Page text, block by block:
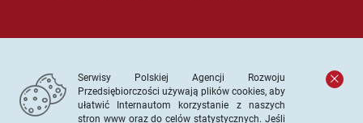
Serwisy Polskiej Agencji Rozwoju
Przedsiębiorczości używają plików cookies, aby
ułatwić Internautom korzystanie z naszych
stron www oraz do celów statystycznych. Jeśli